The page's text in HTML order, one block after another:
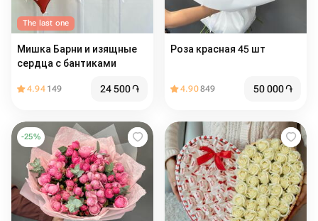
The last one
Мишка Барни и изящные
сердца с бантиками
4.94 149 24 500֏
Роза красная 45 шт
4.90849 50 000֏
-25%